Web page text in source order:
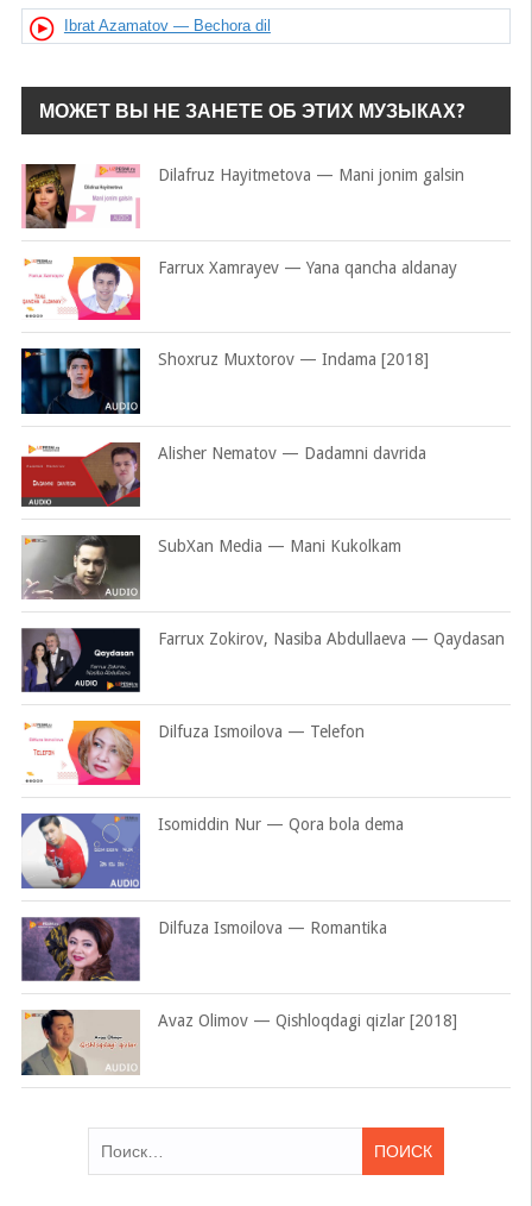
Ibrat Azamatov — Bechora dil
МОЖЕТ ВЫ НЕ ЗАНЕТЕ ОБ ЭТИХ МУЗЫКАХ?
Dilafruz Hayitmetova — Mani jonim galsin
Farrux Xamrayev — Yana qancha aldanay
Shoxruz Muxtorov — Indama [2018]
Alisher Nematov — Dadamni davrida
SubXan Media — Mani Kukolkam
Farrux Zokirov, Nasiba Abdullaeva — Qaydasan
Dilfuza Ismoilova — Telefon
Isomiddin Nur — Qora bola dema
Dilfuza Ismoilova — Romantika
Avaz Olimov — Qishloqdagi qizlar [2018]